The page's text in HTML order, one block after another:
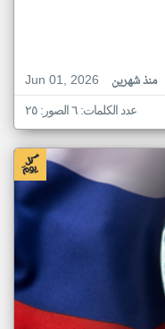
Jun 01, 2026
منذ شهرين
عدد الكلمات: ٦ الصور: ٢٥